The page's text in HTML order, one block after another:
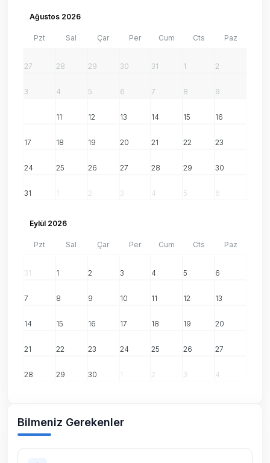
Ağustos 2026
Pzt Sal Çar Per Cum Cts Paz
27 28 29 30 31 1 2
3 4 5 6 7 8 9
11 12 13 14 15 16
17 18 19 20 21 22 23
24 25 26 27 28 29 30
31 1 2 3 4 5 6
Eylül 2026
Pzt Sal Çar Per Cum Cts Paz
31 1 2 3 4 5 6
7 8 9 10 11 12 13
14 15 16 17 18 19 20
21 22 23 24 25 26 27
28 29 30 1 2 3 4
Bilmeniz Gerekenler